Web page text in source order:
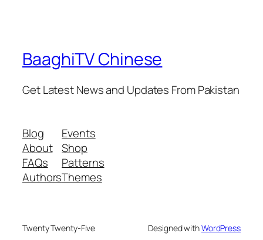
BaaghiTV Chinese
Get Latest News and Updates From Pakistan
Blog
About
FAQs
Authors
Events
Shop
Patterns
Themes
Twenty Twenty-Five Designed withWordPress